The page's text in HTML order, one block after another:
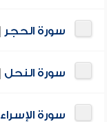
سورة الحجر
سورة النحل
سورة الإسراء